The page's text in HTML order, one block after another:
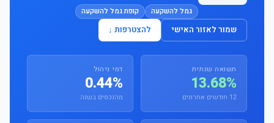
גמל להשקעה קופת גמל להשקעה
שמור לאזור האישי להצטרפות ↓
תשואה שנתית
13.68%
12 חודשים אחרונים
דמי ניהול
0.44%
מהנכסים בשנה